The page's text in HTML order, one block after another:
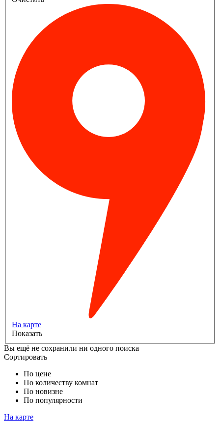
На карте
Показать
Вы ещё не сохранили ни одного поиска
Сортировать
По цене
По количеству комнат
По новизне
По популярности
На карте